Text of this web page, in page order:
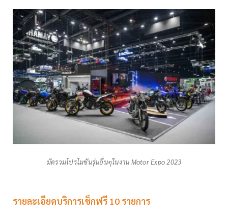
มัดรวมโปรโมชันรุ่นอื่นๆในงาน Motor Expo 2023
รายละเอียดบริการเช็กฟรี 10 รายการ